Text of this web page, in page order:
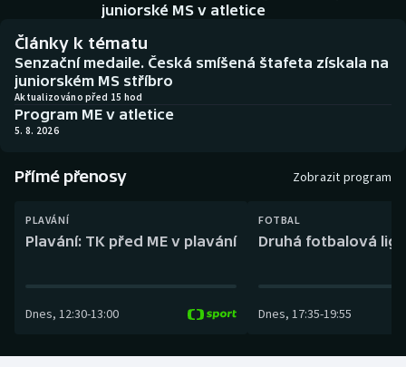
Baseball a softbal
Basketbal
Box
NEPŘEHLÉDNĚTE
Soutěže
Historické návraty
juniorské MS v atletice
Články k tématu
Senzační medaile. Česká smíšená štafeta získala na
juniorském MS stříbro
Aktualizováno před 15 hod
Program ME v atletice
5. 8. 2026
Přímé přenosy Zobrazit program
PLAVÁNÍ
Plavání: TK před ME v plavání
Dnes, 12:30-13:00
FOTBAL
Druhá fotbalová
Dnes, 17:35-19:55